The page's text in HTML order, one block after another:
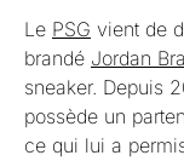
Le PSG vient de
brandé Jordan
sneaker. Depuis
possède un
ce qui lui a